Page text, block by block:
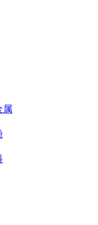
属